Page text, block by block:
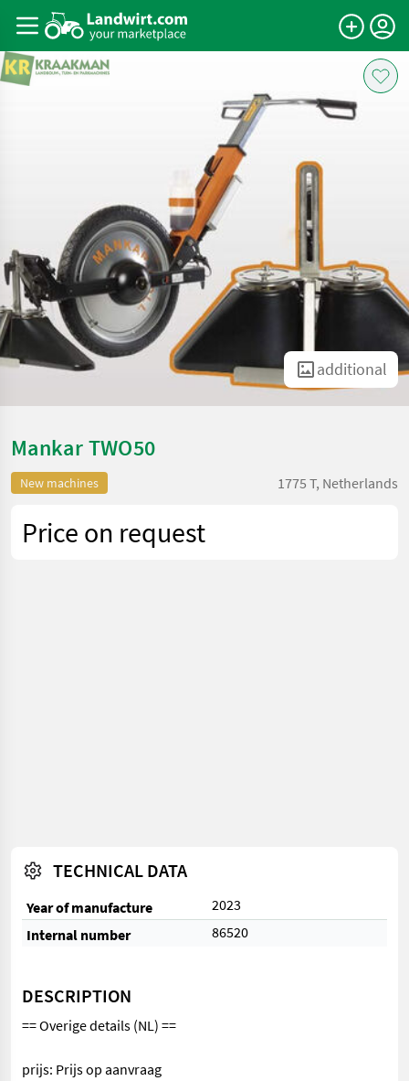
additional
Mankar TWO50
New machines 1775 T, Netherlands
Price on request
TECHNICAL DATA
Year of manufacture
2023
Internal number
86520
DESCRIPTION
== Overige details (NL) ==
prijs: Prijs op aanvraag